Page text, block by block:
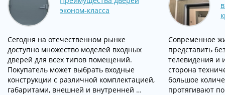
эконом-класса
Сегодня на отечественном рынке
доступно множество моделей входных
дверей для всех типов помещений.
Покупатель может выбрать входные
конструкции с различной комплектацией,
габаритами, внешней и внутренней …
Современное
представить
телевидения и
сторона
большое
протягивают